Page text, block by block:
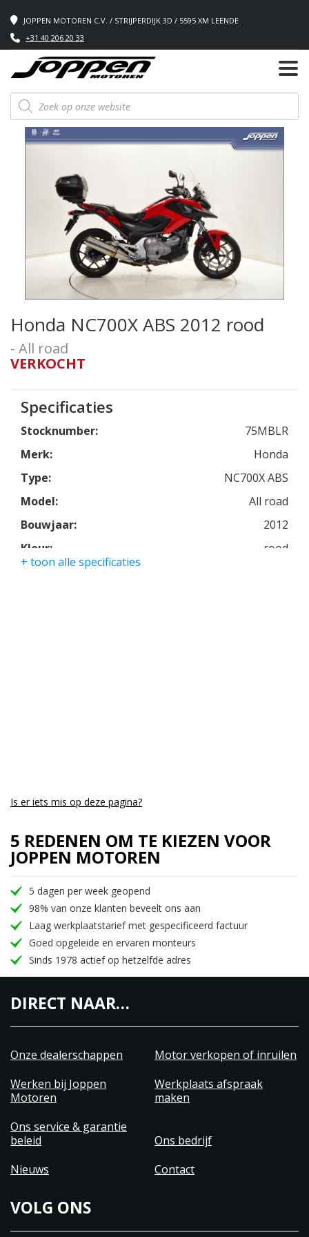
JOPPEN MOTOREN C.V. / STRIJPERDIJK 3D / 5595 XM LEENDE
+31 40 206 20 33
Producten
zoeken
Honda NC700X ABS 2012 rood
- All road
VERKOCHT
Specificaties
Stocknumber:
75MBLR
Merk:
Honda
Type:
NC700X ABS
Model:
All road
Bouwjaar:
2012
Kleur:
rood
+ toon alle specificaties
Is er iets mis op deze pagina?
5 REDENEN OM TE KIEZEN VOOR
JOPPEN MOTOREN
5 dagen per week geopend
98% van onze klanten beveelt ons aan
Laag werkplaatstarief met gespecificeerd factuur
Goed opgeleide en ervaren monteurs
Sinds 1978 actief op hetzelfde adres
DIRECT NAAR…
Onze dealerschappen
Motor verkopen of inruilen
Werken bij Joppen
Motoren
Werkplaats afspraak
maken
Ons service & garantie
beleid
Ons bedrijf
Nieuws
Contact
VOLG ONS